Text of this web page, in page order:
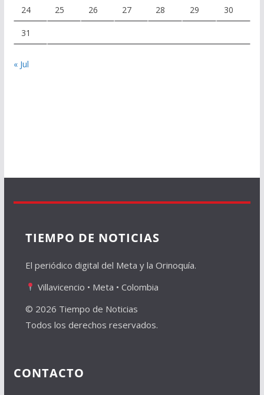
24 25 26 27 28 29 30
31
« Jul
TIEMPO DE NOTICIAS
El periódico digital del Meta y la Orinoquía.
Villavicencio • Meta • Colombia
© 2026 Tiempo de Noticias
Todos los derechos reservados.
CONTACTO